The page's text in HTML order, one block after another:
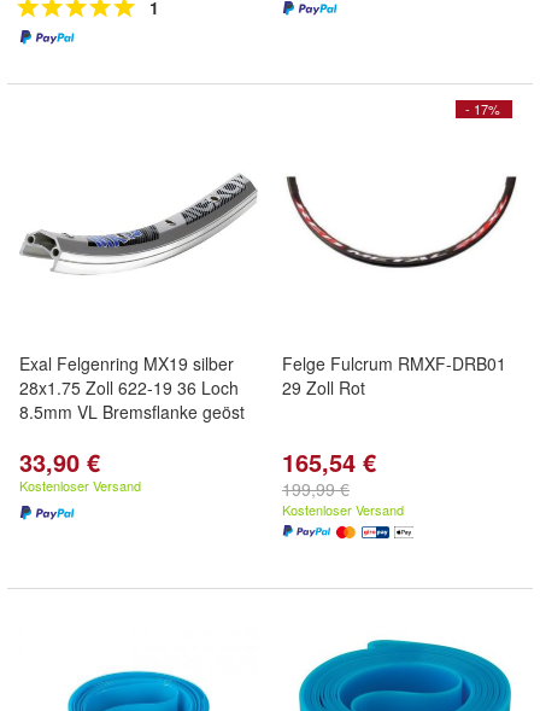
1
Exal Felgenring MX19 silber
28x1.75 Zoll 622-19 36 Loch
8.5mm VL Bremsflanke geöst
33,90 €
Kostenloser Versand
- 17%
Felge Fulcrum RMXF-DRB01
29 Zoll Rot
165,54 €
199,99 €
Kostenloser Versand